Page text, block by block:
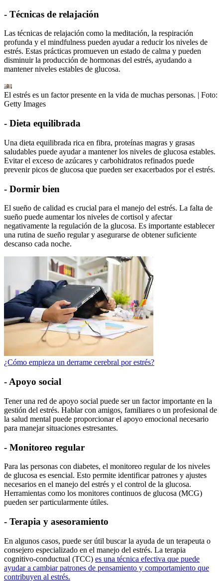
- Técnicas de relajación
Las técnicas de relajación como la meditación, la respiración
profunda y el mindfulness pueden ayudar a reducir los niveles de
estrés. Estas prácticas promueven un estado de calma y pueden
disminuir la producción de hormonas del estrés, ayudando a
mantener niveles estables de glucosa.
El estrés es un factor presente en la vida de muchas personas.
| Foto:
Getty Images
- Dieta equilibrada
Una dieta equilibrada rica en fibra, proteínas magras y grasas
saludables puede ayudar a mantener los niveles de glucosa estables.
Evitar el exceso de azúcares y carbohidratos refinados puede
prevenir picos de glucosa que pueden ser exacerbados por el estrés.
- Dormir bien
El sueño de calidad es crucial para el manejo del estrés. La falta de
sueño puede aumentar los niveles de cortisol y afectar
negativamente la regulación de la glucosa. Es importante establecer
una rutina de sueño regular y asegurarse de obtener suficiente
descanso cada noche.
¿Cómo empieza un derrame cerebral por estrés?
- Apoyo social
Tener una red de apoyo social puede ser un factor importante en la
gestión del estrés. Hablar con amigos, familiares o un profesional de
la salud mental puede proporcionar el apoyo emocional necesario
para manejar situaciones estresantes.
- Monitoreo regular
Para las personas con diabetes, el monitoreo regular de los niveles
de glucosa es esencial. Esto permite identificar patrones y ajustes
necesarios en el manejo del estrés y el control de la glucosa.
Herramientas como los monitores continuos de glucosa (MCG)
pueden ser particularmente útiles.
- Terapia y asesoramiento
En algunos casos, puede ser útil buscar la ayuda de un terapeuta o
consejero especializado en el manejo del estrés. La terapia
cognitivo-conductual (TCC) es una técnica efectiva que puede
ayudar a cambiar patrones de pensamiento y comportamiento que
contribuyen al estrés.